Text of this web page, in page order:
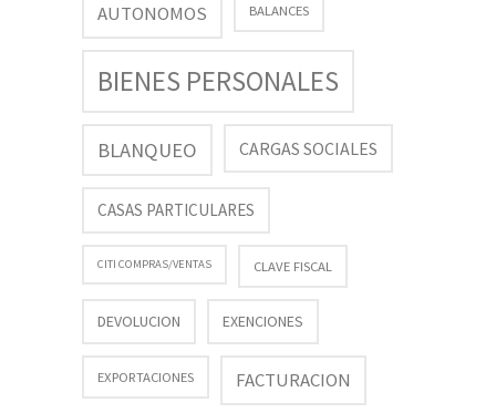
AUTONOMOS BALANCES
BIENES PERSONALES
BLANQUEO CARGAS SOCIALES
CASAS PARTICULARES
CITI COMPRAS/VENTAS CLAVE FISCAL
DEVOLUCION EXENCIONES
EXPORTACIONES FACTURACION